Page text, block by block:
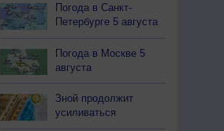
Погода в Санкт-
Петербурге 5 августа
Погода в Москве 5
августа
Зной продолжит
усиливаться